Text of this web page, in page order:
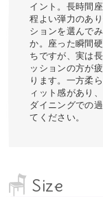
イント。長時間
程よい弾力のあ
ションを選んで
か。座った瞬間
ちですが、実は
ッションの方が
ります。一方柔
ィット感があり
ダイニングでの
てください。
Size